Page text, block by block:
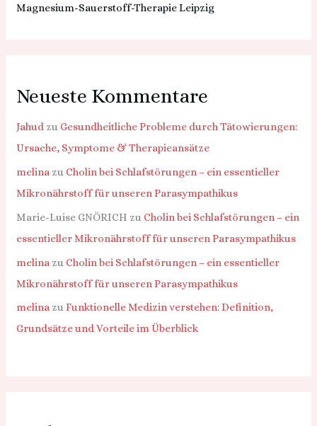
Magnesium-Sauerstoff-Therapie Leipzig
Neueste Kommentare
Jahud zu Gesundheitliche Probleme durch Tätowierungen:
Ursache, Symptome & Therapieansätze
melina zu Cholin bei Schlafstörungen – ein essentieller
Mikronährstoff für unseren Parasympathikus
Marie-Luise GNÖRICH zu Cholin bei Schlafstörungen – ein
essentieller Mikronährstoff für unseren Parasympathikus
melina zu Cholin bei Schlafstörungen – ein essentieller
Mikronährstoff für unseren Parasympathikus
melina zuFunktionelle Medizin verstehen: Definition,
Grundsätze und Vorteile im Überblick